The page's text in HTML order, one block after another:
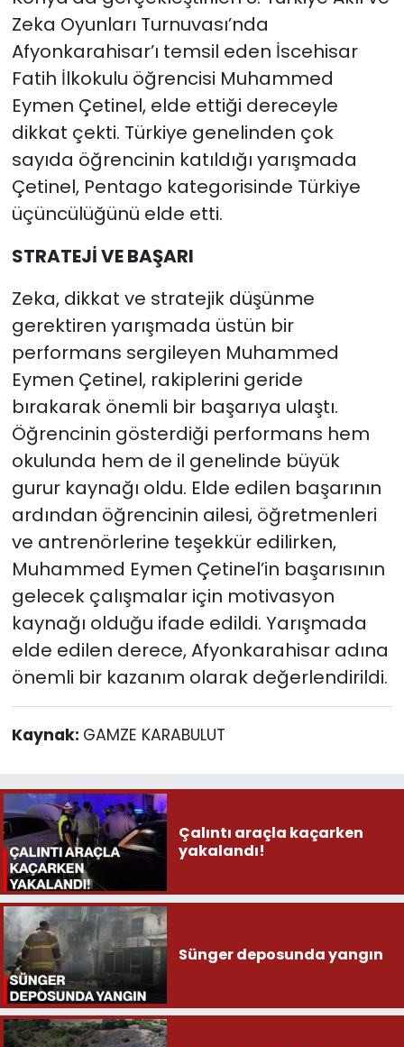
Zeka Oyunları Turnuvası’nda
Afyonkarahisar’ı temsil eden İscehisar
Fatih İlkokulu öğrencisi Muhammed
Eymen Çetinel, elde ettiği dereceyle
dikkat çekti. Türkiye genelinden çok
sayıda öğrencinin katıldığı yarışmada
Çetinel, Pentago kategorisinde Türkiye
üçüncülüğünü elde etti.
STRATEJİ VE BAŞARI
Zeka, dikkat ve stratejik düşünme
gerektiren yarışmada üstün bir
performans sergileyen Muhammed
Eymen Çetinel, rakiplerini geride
bırakarak önemli bir başarıya ulaştı.
Öğrencinin gösterdiği performans hem
okulunda hem de il genelinde büyük
gurur kaynağı oldu. Elde edilen başarının
ardından öğrencinin ailesi, öğretmenleri
ve antrenörlerine teşekkür edilirken,
Muhammed Eymen Çetinel’in başarısının
gelecek çalışmalar için motivasyon
kaynağı olduğu ifade edildi. Yarışmada
elde edilen derece, Afyonkarahisar adına
önemli bir kazanım olarak değerlendirildi.
Kaynak: GAMZE KARABULUT
Çalıntı araçla kaçarken
yakalandı!
Sünger deposunda yangın